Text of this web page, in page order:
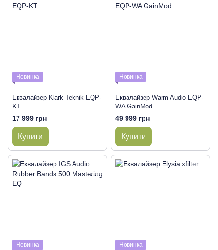
Новинка
Еквалайзер Klark Teknik EQP-
KT
17 999 грн
Купити
Новинка
Еквалайзер Warm Audio EQP-
WA GainMod
49 999 грн
Купити
Новинка Новинка